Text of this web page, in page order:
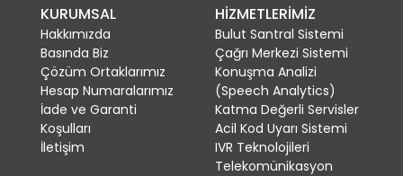
KURUMSAL
Hakkımızda
Basında Biz
Çözüm Ortaklarımız
Hesap Numaralarımız
İade ve Garanti
Koşulları
İletişim
HİZMETLERİMİZ
Bulut Santral Sistemi
Çağrı Merkezi Sistemi
Konuşma Analizi
(Speech Analytics)
Katma Değerli Servisler
Acil Kod Uyarı Sistemi
IVR Teknolojileri
Telekomünikasyon